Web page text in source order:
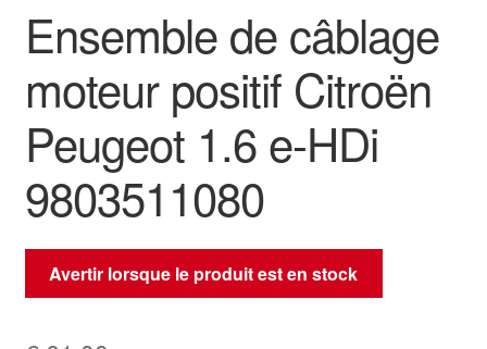
Ensemble de câblage
moteur positif Citroën
Peugeot 1.6 e-HDi
9803511080
Avertir lorsque le produit est en stock